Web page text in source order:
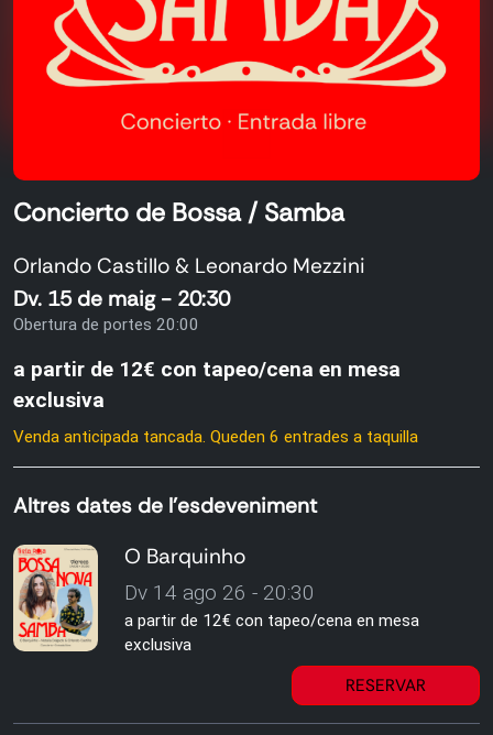
Concierto de Bossa / Samba
Orlando Castillo & Leonardo Mezzini
Dv. 15 de maig - 20:30
Obertura de portes 20:00
a partir de 12€ con tapeo/cena en mesa
exclusiva
Venda anticipada tancada. Queden 6 entrades a taquilla
Altres dates de l'esdeveniment
O Barquinho
Dv 14 ago 26 - 20:30
a partir de 12€ con tapeo/cena en mesa
exclusiva
RESERVAR